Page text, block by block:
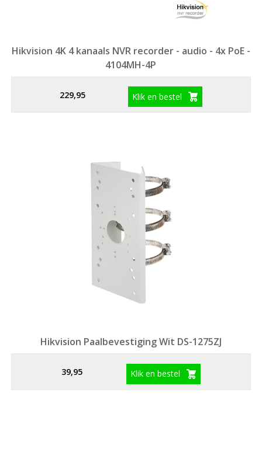
Hikvision 4K 4 kanaals NVR recorder - audio - 4x PoE -
4104MH-4P
229,95 Klik en bestel
Hikvision Paalbevestiging Wit DS-1275ZJ
39,95 Klik en bestel